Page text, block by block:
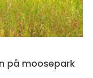
på moosepark